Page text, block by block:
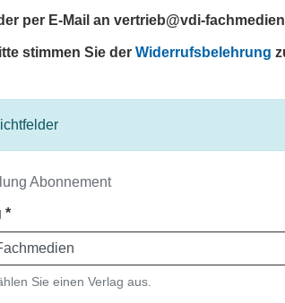
per E-Mail an vertrieb@vdi-
stimmen Sie der Widerrufsbelehrung
Abonnement
Sie einen Verlag aus.